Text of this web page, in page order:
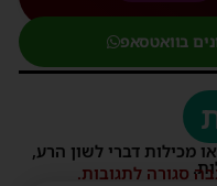
בוואטסאפ
מכילות דברי לשון הרע,
סגורה לתגובות.